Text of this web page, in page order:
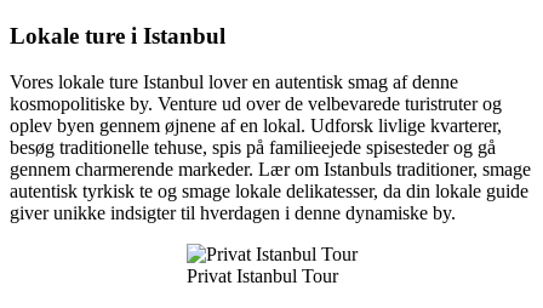
Lokale ture i Istanbul
Vores lokale ture Istanbul lover en autentisk smag af denne
kosmopolitiske by. Venture ud over de velbevarede turistruter og
oplev byen gennem øjnene af en lokal. Udforsk livlige kvarterer,
besøg traditionelle tehuse, spis på familieejede spisesteder og gå
gennem charmerende markeder. Lær om Istanbuls traditioner, smage
autentisk tyrkisk te og smage lokale delikatesser, da din lokale guide
giver unikke indsigter til hverdagen i denne dynamiske by.
Privat Istanbul Tour